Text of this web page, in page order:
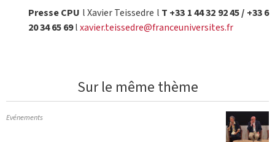
Presse CPU l Xavier Teissedre l T +33 1 44 32 92 45 / +33 6
20 34 65 69lxavier.teissedre@franceuniversites.fr
Sur le même thème
Evénements